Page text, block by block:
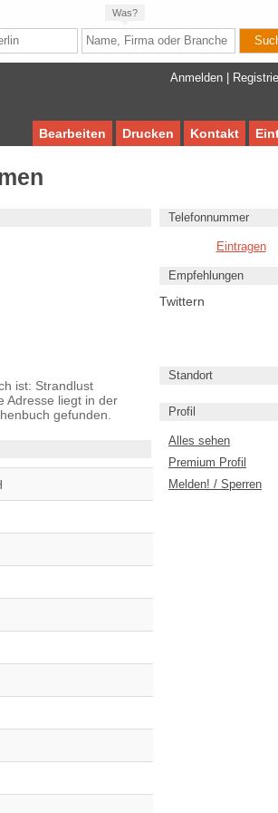
Was?
Anmelden
Kontakt
Drucken
Bearbeiten
ist: Strandlust
Adresse liegt in der
gefunden.
Telefonnummer
Eintragen
Empfehlungen
Twittern
Standort
Profil
Alles sehen
Premium Profil
Melden! / Sperren